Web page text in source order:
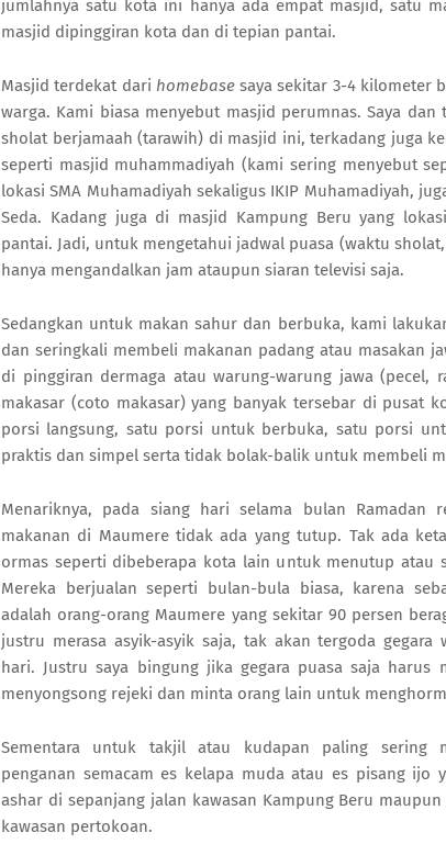
jumlahnya satu kota ini hanya ada empat masjid, satu
masjid dipinggiran kota dan di tepian pantai.
Masjid terdekat dari homebasesaya sekitar 3-4 kilometer
warga. Kami biasa menyebut masjid perumnas. Saya
sholat berjamaah (tarawih) di masjid ini, terkadang juga
seperti masjid muhammadiyah (kami sering menyebut
lokasi SMA Muhamadiyah sekaligus IKIP Muhamadiyah,
Seda. Kadang juga di masjid Kampung Beru yang
pantai. Jadi, untuk mengetahui jadwal puasa (waktu
hanya mengandalkan jam ataupun siaran televisi saja.
Sedangkan untuk makan sahur dan berbuka, kami
dan seringkali membeli makanan padang atau masakan
di pinggiran dermaga atau warung-warung jawa (pecel,
makasar (coto makasar) yang banyak tersebar di pusat
porsi langsung, satu porsi untuk berbuka, satu porsi
praktis dan simpel serta tidak bolak-balik untuk membeli
Menariknya, pada siang hari selama bulan Ramadan
makanan di Maumere tidak ada yang tutup. Tak ada
ormas seperti dibeberapa kota lain untuk menutup atau
Mereka berjualan seperti bulan-bula biasa, karena
adalah orang-orang Maumere yang sekitar 90 persen
justru merasa asyik-asyik saja, tak akan tergoda gegara
hari. Justru saya bingung jika gegara puasa saja harus
menyongsong rejeki dan minta orang lain untuk
Sementara untuk takjil atau kudapan paling sering
penganan semacam es kelapa muda atau es pisang ijo
ashar di sepanjang jalan kawasan Kampung Beru
kawasan pertokoan.